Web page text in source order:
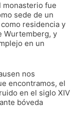
monasterio fue
sede de un
residencia y
Wurtemberg, y
en un
nos
encontramos, el
en el siglo XIV
bóveda